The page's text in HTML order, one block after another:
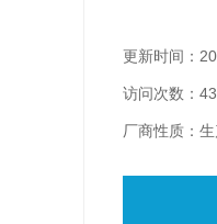
更新时间：
访问次数：
厂商性质：